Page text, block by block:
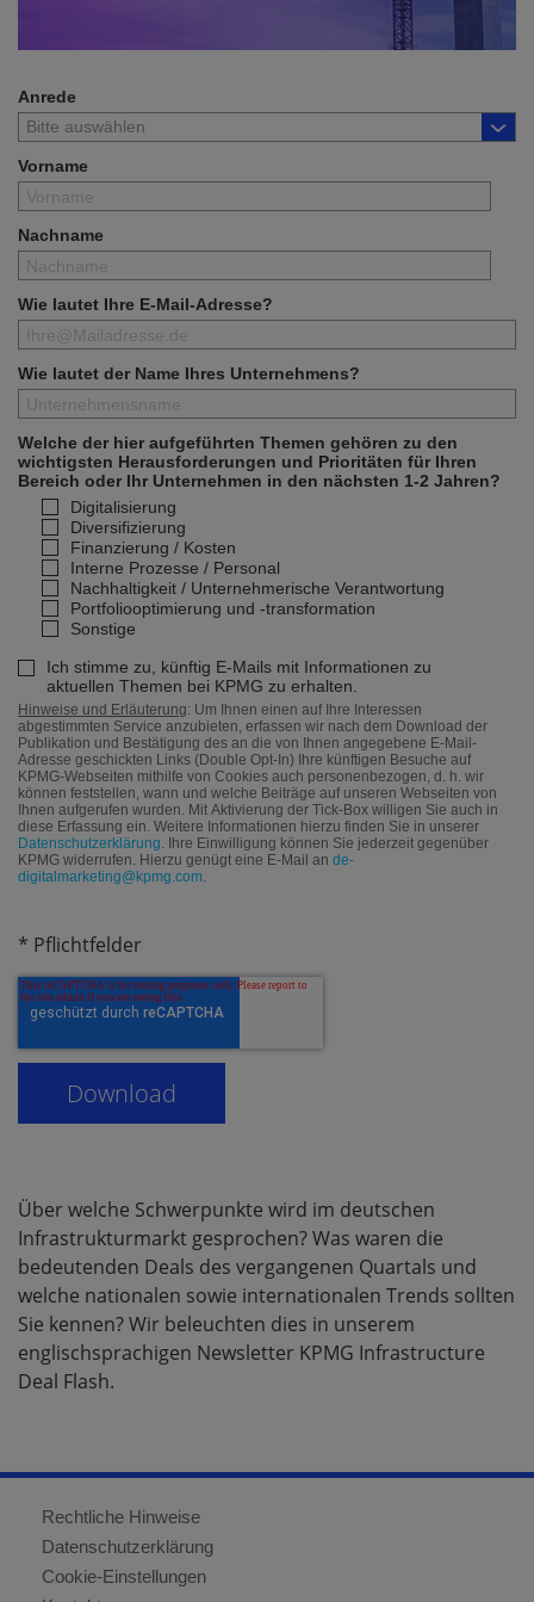
Anrede
Vorname
Nachname
Wie lautet Ihre E-Mail-Adresse?
Wie lautet der Name Ihres Unternehmens?
Welche der hier aufgeführten Themen gehören zu den
wichtigsten Herausforderungen und Prioritäten für Ihren
Bereich oder Ihr Unternehmen in den nächsten 1-2 Jahren?
Digitalisierung
Diversifizierung
Finanzierung / Kosten
Interne Prozesse / Personal
Nachhaltigkeit / Unternehmerische Verantwortung
Portfoliooptimierung und -transformation
Sonstige
Hinweise und Erläuterung: Um Ihnen einen auf Ihre Interessen
abgestimmten Service anzubieten, erfassen wir nach dem Download der
Publikation und Bestätigung des an die von Ihnen angegebene E-Mail-
Adresse geschickten Links (Double Opt-In) Ihre künftigen Besuche auf
KPMG-Webseiten mithilfe von Cookies auch personenbezogen, d. h. wir
können feststellen, wann und welche Beiträge auf unseren Webseiten von
Ihnen aufgerufen wurden. Mit Aktivierung der Tick-Box willigen Sie auch in
diese Erfassung ein. Weitere Informationen hierzu finden Sie in unserer
Datenschutzerklärung. Ihre Einwilligung können Sie jederzeit gegenüber
KPMG widerrufen. Hierzu genügt eine E-Mail an de-
digitalmarketing@kpmg.com.
Ich stimme zu, künftig E-Mails mit Informationen zu
aktuellen Themen bei KPMG zu erhalten.
* Pflichtfelder
Über welche Schwerpunkte wird im deutschen
Infrastrukturmarkt gesprochen? Was waren die
bedeutenden Deals des vergangenen Quartals und
welche nationalen sowie internationalen Trends sollten
Sie kennen? Wir beleuchten dies in unserem
englischsprachigen Newsletter KPMG Infrastructure
Deal Flash.
Rechtliche Hinweise
Datenschutzerklärung
Cookie-Einstellungen